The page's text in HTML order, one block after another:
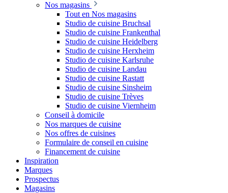
Nos magasins
Tout en Nos magasins
Studio de cuisine Bruchsal
Studio de cuisine Frankenthal
Studio de cuisine Heidelberg
Studio de cuisine Herxheim
Studio de cuisine Karlsruhe
Studio de cuisine Landau
Studio de cuisine Rastatt
Studio de cuisine Sinsheim
Studio de cuisine Trèves
Studio de cuisine Viernheim
Conseil à domicile
Nos marques de cuisine
Nos offres de cuisines
Formulaire de conseil en cuisine
Financement de cuisine
Inspiration
Marques
Prospectus
Magasins